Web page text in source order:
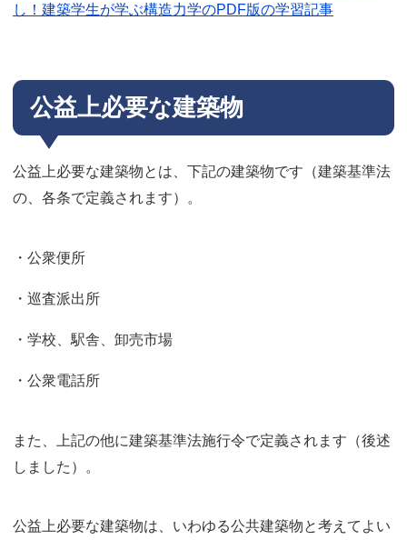
し！建築学生が学ぶ構造力学のPDF版の学習記事
公益上必要な建築物
公益上必要な建築物とは、下記の建築物です（建築基準法
の、各条で定義されます）。
・公衆便所
・巡査派出所
・学校、駅舎、卸売市場
・公衆電話所
また、上記の他に建築基準法施行令で定義されます（後述
しました）。
公益上必要な建築物は、いわゆる公共建築物と考えてよい